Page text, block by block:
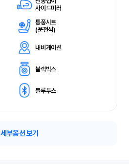
사이드미러
통풍시트
(운전석)
내비게이션
블랙박스
블루투스
세부옵션 보기